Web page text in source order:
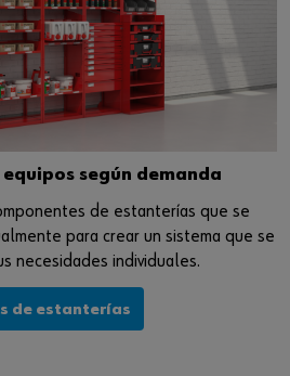
según demanda
de estanterías que se
para crear un sistema que se
necesidades individuales.
de estanterías